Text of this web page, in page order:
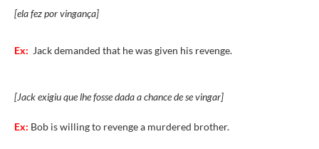
[ela fez por vingança]
Ex: Jackdemanded that he wasgiven his revenge.
[Jack exigiu que lhe fosse dada a chance de se vingar]
Ex: Bob is willing to revengea murdered brother.